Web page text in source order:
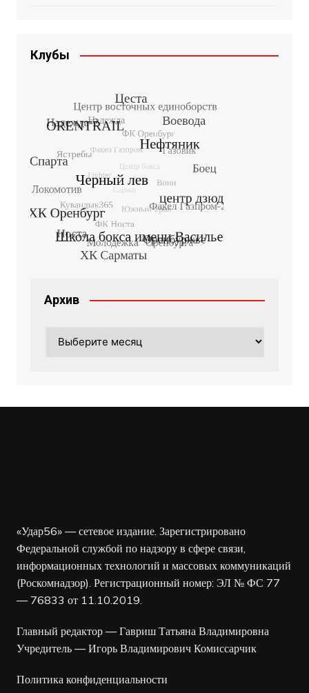
Клубы
Архив
«Удар56» — сетевое издание. Зарегистрировано
Федеральной службой по надзору в сфере связи,
информационных технологий и массовых коммуникаций
(Роскомнадзор). Регистрационный номер: ЭЛ № ФС 77
— 76833 от 11.10.2019.
Главный редактор — Гавриш Татьяна Владимировна
Учредитель — Игорь Владимирович Комиссарчик
Политика конфиденциальности